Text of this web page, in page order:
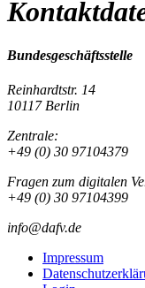
Bundesgeschäftsstelle
Reinhardtstr. 14
10117 Berlin
Zentrale:
+49 (0) 30 97104379
Fragen zum digitalen
+49 (0) 30 97104399
info@dafv.de
Impressum